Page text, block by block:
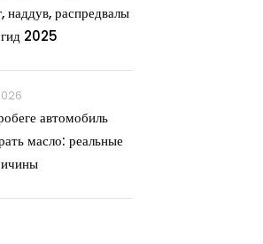
наддув, распредвалы
2025
автомобиль
масло: реальные